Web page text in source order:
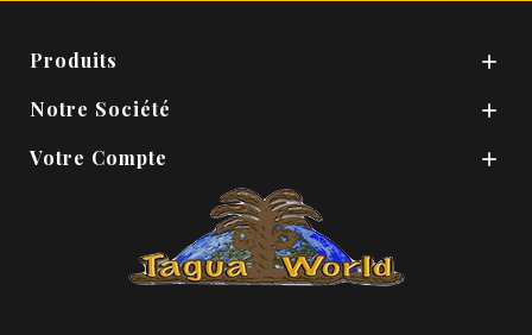
Produits 
Notre Société 
Votre Compte 